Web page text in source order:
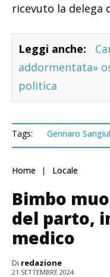
ricevuto la delega
Leggi anche:
addormentata»
politica
Tags: Gennaro
Home Locale
Bimbo
del parto,
medico
Di redazione
21 SETTEMBRE 2024